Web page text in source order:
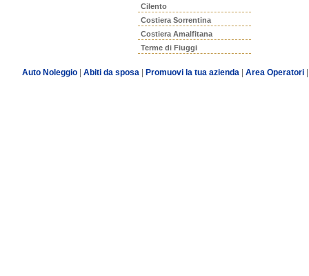
Cilento
Costiera Sorrentina
Costiera Amalfitana
Terme di Fiuggi
Auto Noleggio| Abiti da sposa| Promuovi la tua azienda Area Operatori